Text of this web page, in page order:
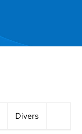
Divers